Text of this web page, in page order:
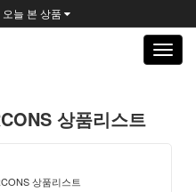
오늘 본 상품
Toggle
상품리스트
상품리스트